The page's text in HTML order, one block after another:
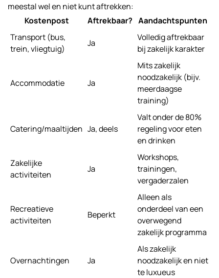
meestal wel en niet kunt aftrekken:
Kostenpost
Aftrekbaar? Aandachtspunten
Transport (bus,
trein, vliegtuig)
Ja
Volledig aftrekbaar
bij zakelijk karakter
Accommodatie Ja
Mits zakelijk
noodzakelijk (bijv.
meerdaagse
training)
Catering/maaltijden Ja, deels
Valt onder de 80%
regeling voor eten
en drinken
Zakelijke
activiteiten
Ja
Workshops,
trainingen,
vergaderzalen
Recreatieve
activiteiten
Beperkt
Alleen als
onderdeel van een
overwegend
zakelijk programma
Overnachtingen Ja
Als zakelijk
noodzakelijk en niet
te luxueus